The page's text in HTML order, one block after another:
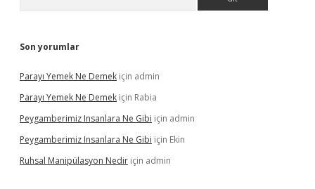
Son yorumlar
Parayı Yemek Ne Demek için admin
Parayı Yemek Ne Demek için Rabia
Peygamberimiz Insanlara Ne Gibi için admin
Peygamberimiz Insanlara Ne Gibi için Ekin
Ruhsal Manipülasyon Nedir için admin